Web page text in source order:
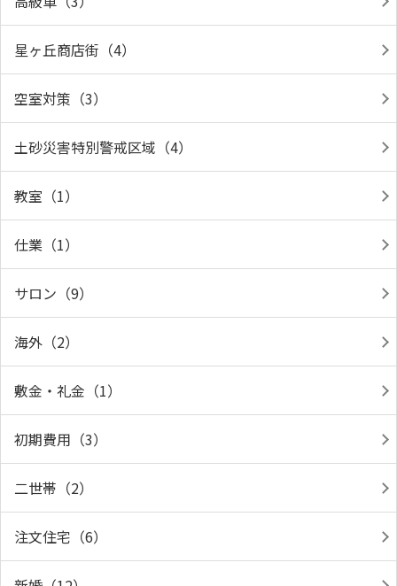
星ヶ丘商店街（4）
空室対策（3）
土砂災害特別警戒区域（4）
教室（1）
仕業（1）
サロン（9）
海外（2）
敷金・礼金（1）
初期費用（3）
二世帯（2）
注文住宅（6）